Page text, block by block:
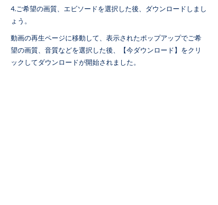
4.ご希望の画質、エビソードを選択した後、ダウンロードしまし
ょう。
動画の再生ページに移動して、表示されたポップアップでご希
望の画質、音質などを選択した後、【今ダウンロード】をクリ
ックしてダウンロードが開始されました。